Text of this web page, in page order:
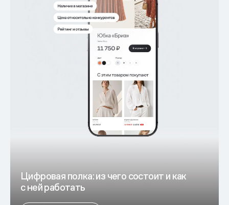
Цифровая полка: из чего состоит и как
с ней работать